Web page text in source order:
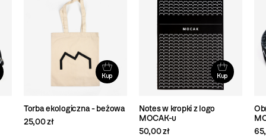
Kup
Torba ekologiczna - beżowa
25,00 zł
Kup
Notes w kropki z logo
MOCAK-u
50,00 zł